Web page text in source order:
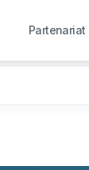
Partenariat